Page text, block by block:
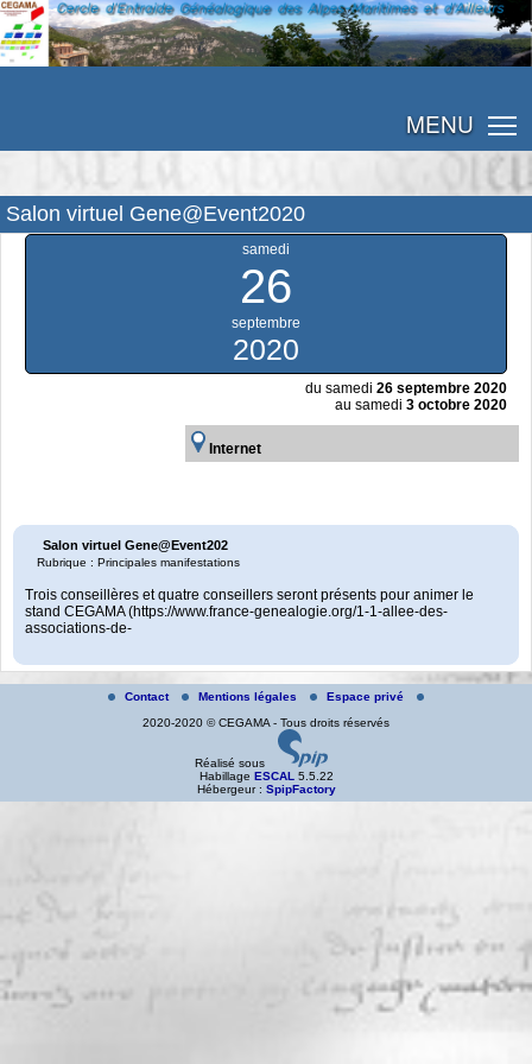
MENU
Salon virtuel Gene@Event2020
samedi
26
septembre
2020
du samedi 26 septembre 2020
au samedi 3 octobre 2020
Internet
Salon virtuel Gene@Event202
Rubrique : Principales manifestations
Trois conseillères et quatre conseillers seront présents pour animer le
stand CEGAMA (https://www.france-genealogie.org/1-1-allee-des-
associations-de-
Contact Mentions légales
Espace privé
2020-2020 © CEGAMA - Tous droits réservés
Réalisé sous
Habillage ESCAL5.5.22
Hébergeur : SpipFactory